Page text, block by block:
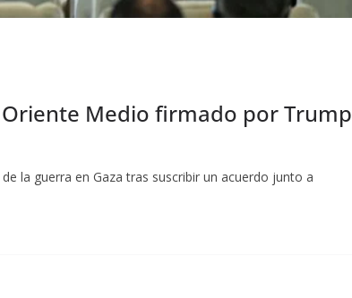
Medio firmado por Trump
la guerra en Gaza tras suscribir un acuerdo junto a